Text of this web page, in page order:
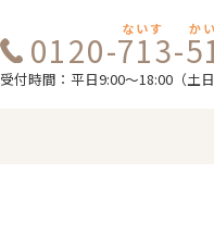
0120-713-
ないす か
受付時間：平日9:00～18:00（土日